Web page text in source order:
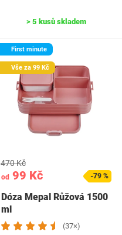
> 5 kusů skladem
First minute
Vše za 99 Kč
od 99 Kč
470 Kč
-79 %
Dóza Mepal Růžová 1500
ml
(37×)